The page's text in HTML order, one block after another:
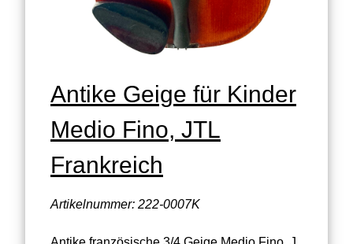
Antike Geige für Kinder
Medio Fino, JTL
Frankreich
Artikelnummer: 222-0007K